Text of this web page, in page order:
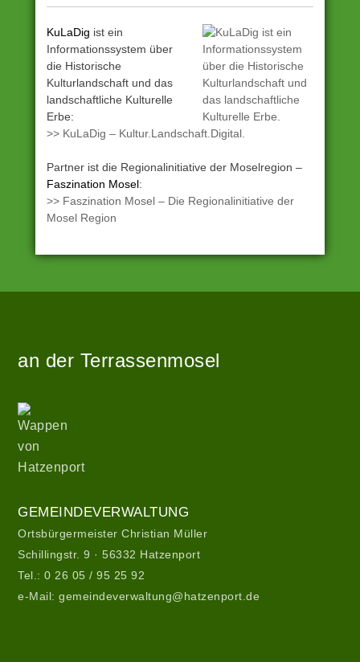
KuLaDig ist ein
Informationssystem über
die Historische
Kulturlandschaft und das
landschaftliche Kulturelle
Erbe:
>> KuLaDig – Kultur.Landschaft.Digital.
Partner ist die Regionalinitiative der Moselregion –
Faszination Mosel:
>> Faszination Mosel – Die Regionalinitiative der
Mosel Region
|
von
Stefan
Barth
an der Terrassenmosel
Wappen
von
Gemeindeverwaltung
GEMEINDEVERWALTUNG
Ortsbürgermeister Christian Müller
Schillingstr. 9 · 56332 Hatzenport
Tel.:0 26 05 / 95 25 92
e-Mail:gemeindeverwaltung@hatzenport.de